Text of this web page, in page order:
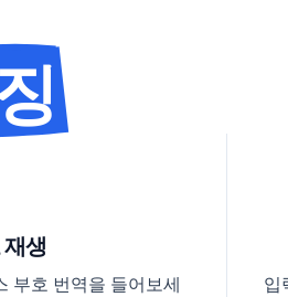
생
부호 번역을 들어보세
입